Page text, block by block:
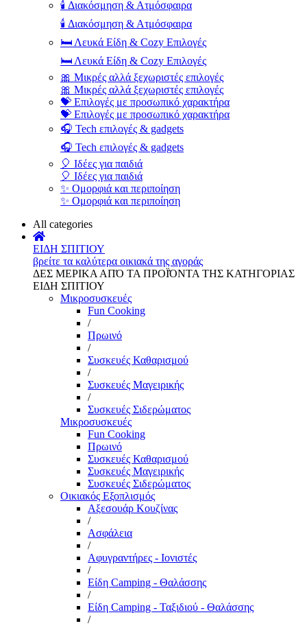
🕯️ Διακόσμηση & Ατμόσφαιρα
🕯️ Διακόσμηση & Ατμόσφαιρα
🛏️ Λευκά Είδη & Cozy Επιλογές
🛏️ Λευκά Είδη & Cozy Επιλογές
🎀 Μικρές αλλά ξεχωριστές επιλογές
🎀 Μικρές αλλά ξεχωριστές επιλογές
💝 Επιλογές με προσωπικό χαρακτήρα
💝 Επιλογές με προσωπικό χαρακτήρα
🎧 Tech επιλογές & gadgets
🎧 Tech επιλογές & gadgets
🎈 Ιδέες για παιδιά
🎈 Ιδέες για παιδιά
✨ Ομορφιά και περιποίηση
✨ Ομορφιά και περιποίηση
All categories
ΕΙΔΗ ΣΠΙΤΙΟΥ
βρείτε τα καλύτερα οικιακά της αγοράς
ΔΕΣ ΜΕΡΙΚΑ ΑΠΌ ΤΑ ΠΡΟΪΌΝΤΑ ΤΗΣ ΚΑΤΗΓΟΡΙΑΣ
ΕΙΔΗ ΣΠΙΤΙΟΥ
Μικροσυσκευές
Fun Cooking
/
Πρωινό
/
Συσκευές Καθαρισμού
/
Συσκευές Μαγειρικής
/
Συσκευές Σιδερώματος
Μικροσυσκευές
Fun Cooking
Πρωινό
Συσκευές Καθαρισμού
Συσκευές Μαγειρικής
Συσκευές Σιδερώματος
Οικιακός Εξοπλισμός
Αξεσουάρ Κουζίνας
/
Ασφάλεια
/
Αφυγραντήρες - Ιονιστές
/
Είδη Camping - Θαλάσσης
/
Είδη Camping - Ταξιδιού - Θαλάσσης
/